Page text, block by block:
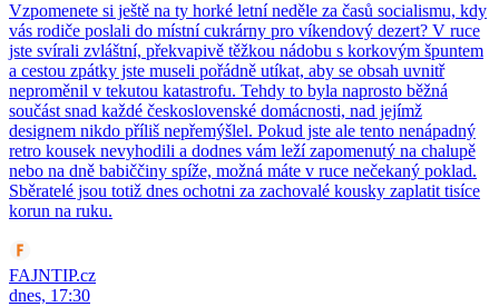
Vzpomenete si ještě na ty horké letní neděle za časů socialismu, kdy
vás rodiče poslali do místní cukrárny pro víkendový dezert? V ruce
jste svírali zvláštní, překvapivě těžkou nádobu s korkovým špuntem
a cestou zpátky jste museli pořádně utíkat, aby se obsah uvnitř
neproměnil v tekutou katastrofu. Tehdy to byla naprosto běžná
součást snad každé československé domácnosti, nad jejímž
designem nikdo příliš nepřemýšlel. Pokud jste ale tento nenápadný
retro kousek nevyhodili a dodnes vám leží zapomenutý na chalupě
nebo na dně babiččiny spíže, možná máte v ruce nečekaný poklad.
Sběratelé jsou totiž dnes ochotni za zachovalé kousky zaplatit tisíce
korun na ruku.
FAJNTIP.cz
dnes, 17:30